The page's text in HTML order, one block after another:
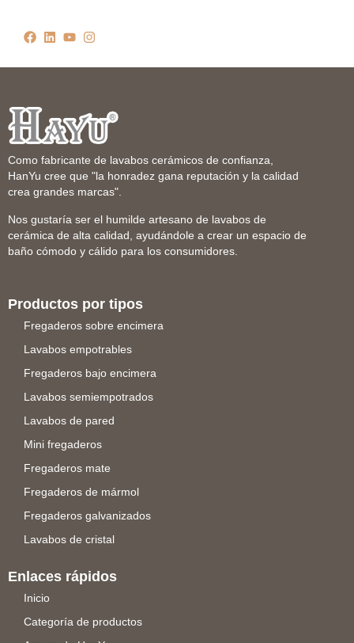
Como fabricante de lavabos cerámicos de confianza,
HanYu cree que "la honradez gana reputación y la calidad
crea grandes marcas".
Nos gustaría ser el humilde artesano de lavabos de
cerámica de alta calidad, ayudándole a crear un espacio de
baño cómodo y cálido para los consumidores.
Productos por tipos
Fregaderos sobre encimera
Lavabos empotrables
Fregaderos bajo encimera
Lavabos semiempotrados
Lavabos de pared
Mini fregaderos
Fregaderos mate
Fregaderos de mármol
Fregaderos galvanizados
Lavabos de cristal
Enlaces rápidos
Inicio
Categoría de productos